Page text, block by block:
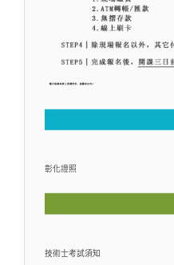
彰化證照
技術士考試須知